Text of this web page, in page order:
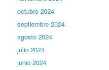
octubre 2024
septiembre 2024
agosto 2024
julio 2024
junio 2024